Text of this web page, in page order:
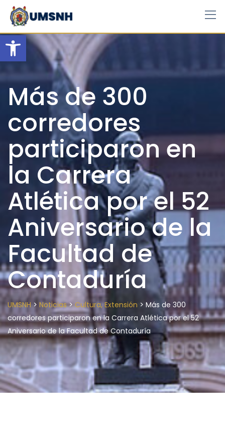
Open toolbar
Skip
content
Más de 300
corredores
participaron en
la Carrera
Atlética por el 52
Aniversario de la
Facultad de
Contaduría
UMSNH> Noticias>Cultura, Extensión > Más de 300
corredores participaron en la Carrera Atlética por el 52
Aniversario de la Facultad de Contaduría